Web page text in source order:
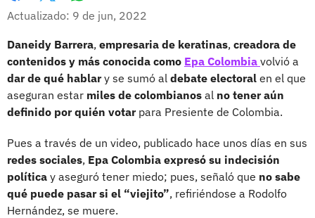
Facebook
X
Actualizado: 9 de jun, 2022
Daneidy Barrera, empresaria de keratinas, creadora de
contenidos y más conocida como Epa Colombia volvió a
dar de qué hablary se sumó al debate electoral en el que
aseguran estar miles de colombianos al no tener aún
definido por quién votar para Presiente de Colombia.
Pues a través de un video, publicado hace unos días en sus
redes sociales, Epa Colombia expresó su indecisión
política y aseguró tener miedo; pues, señaló que no sabe
qué puede pasar si el “viejito”, refiriéndose a Rodolfo
Hernández, se muere.